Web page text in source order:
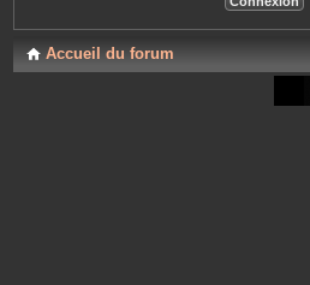
Accueil du forum